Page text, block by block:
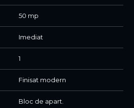
50 mp
Imediat
1
Finisat modern
Bloc de apart.